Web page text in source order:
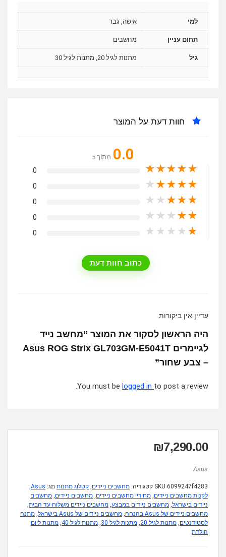
למי אישה, גבר
תחום עניין מחשבים
גיל מתנות לגיל 20, מתנות לגיל 30
חוות דעת על המוצר
0.0 מִתוֹך 5
★
★
★
★
★
0
★
★
★
★
★
0
★
★
★
★
★
0
★
★
★
★
★
0
★
★
★
★
★
0
כתוב חוות דעת
עדיין אין ביקורות.
היה הראשון לסקור את המוצר “מחשב נייד
לגיימרים Asus ROG Strix GL703GM-E5041T
– צבע שחור”
You must be logged in to post a review.
₪7,290.00
Asus
SKU 6099247f4283 קטגוריה: מחשבים ניידים, קטלוג מתנות תָג: Asus
,
לקנות מחשבים ניידים, מחיריי מחשבים ניידים, מחשבים ניידים, מחשבים
ניידים בישראל, מחשבים ניידים במבצע, מחשבים ניידים משלוח עד הבית,
מחשבים ניידים של Asus בהנחה
, מחשבים ניידים של Asus בישראל , מתנה
לסטודנטים, מתנות לגיל 20 , מתנות לגיל 30 , מתנות לגיל 40 , מתנות ליום
הולדת